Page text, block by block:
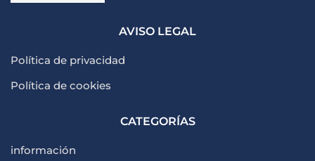
AVISO LEGAL
Política de privacidad
Política de cookies
CATEGORÍAS
información